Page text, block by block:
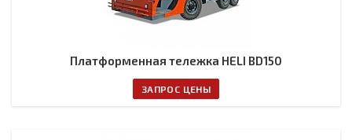
Платформенная тележка HELI BD150
ЗАПРОС ЦЕНЫ